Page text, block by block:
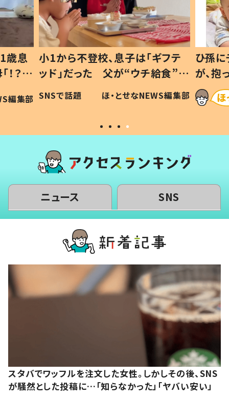
歳息
？」
編集部
小1から不登校、息子は「ギフテ
ッド」だった 父が“ウチ給食”を
作り続ける理由とは #令和の親
#令和の子
SNSで話題 ほ・とせなNEWS編集部
ひ孫
が、
「涙が
い」
ニュース SNS
スタバでワッフルを注文した女性。しかしその後、SNS
が騒然とした投稿に…「知らなかった」「ヤバい安い」